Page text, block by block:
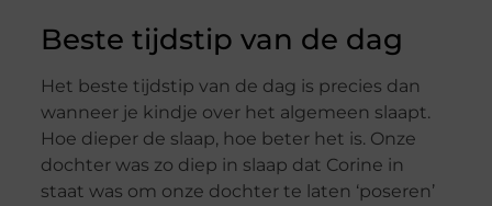
Beste tijdstip van de dag
Het beste tijdstip van de dag is precies dan
wanneer je kindje over het algemeen slaapt.
Hoe dieper de slaap, hoe beter het is. Onze
dochter was zo diep in slaap dat Corine in
staat was om onze dochter te laten ‘poseren’